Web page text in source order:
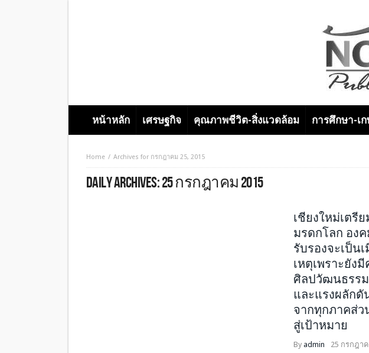
หน้าหลัก เศรษฐกิจ คุณภาพชีวิต-สิ่งแวดล้อม การศึกษา-เ
Home Archives for กรกฎาคม 25, 2015
DAILY ARCHIVES:25 กรกฎาคม 2015
เชียงใหม่เตรี
มรดกโลก อง
รับรองจะเป็น
เหตุเพราะยัง
ศิลปวัฒนธรรม
และแรงผลักดั
จากทุกภาคส่ว
สู่เป้าหมาย
By admin 25 กรกฎา